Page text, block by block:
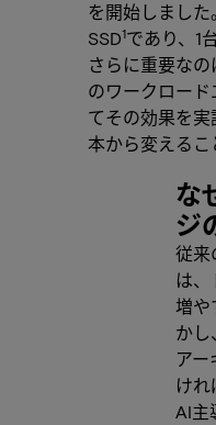
を開始しまし
SSD1であり、1
さらに重要な
のワークロー
てその効果を
本から変えるこ
な
ジ
従来
は
増や
かし
ア
けれ
AI主